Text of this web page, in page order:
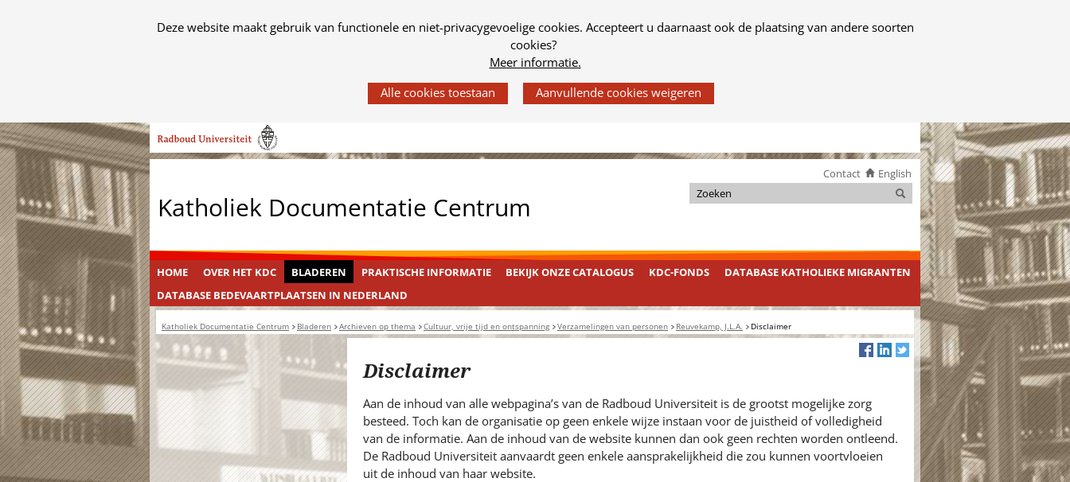
Cookies
Deze website maakt gebruik van functionele en niet-privacygevoelige cookies. Accepteert u daarnaast ook de plaatsing van andere soorten
cookies?
Meer informatie.
gebruik
van
op
deze
worden
toegestaan
geweigerd.
Ga
naar
de
inhoud
Katholiek Documentatie Centrum
Contact English
k
i
d
e
t
e
.
.
Zoeken
Zoeken
HOME OVER HET KDC BLADEREN PRAKTISCHE INFORMATIE BEKIJK ONZE CATALOGUS KDC-FONDS
DATABASE KATHOLIEKE MIGRANTEN
DATABASE BEDEVAARTPLAATSEN IN NEDERLAND
Katholiek Documentatie Centrum Bladeren Archieven op thema Cultuur, vrije tijd en ontspanning Verzamelingen van personen Reuvekamp, J.L.A. Disclaimer
Disclaimer
Aan de inhoud van alle webpagina’s van de Radboud Universiteit is de grootst mogelijke zorg
besteed. Toch kan de organisatie op geen enkele wijze instaan voor de juistheid of volledigheid
van de informatie. Aan de inhoud van de website kunnen dan ook geen rechten worden ontleend.
De Radboud Universiteit aanvaardt geen enkele aansprakelijkheid die zou kunnen voortvloeien
uit de inhoud van haar website.